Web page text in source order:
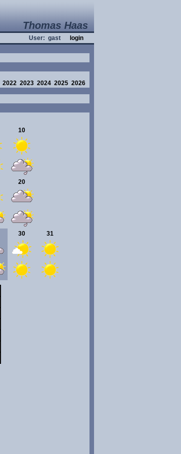
Thomas Haas
User: gast login
2022 2023 2024 2025 2026
10
20
30 31